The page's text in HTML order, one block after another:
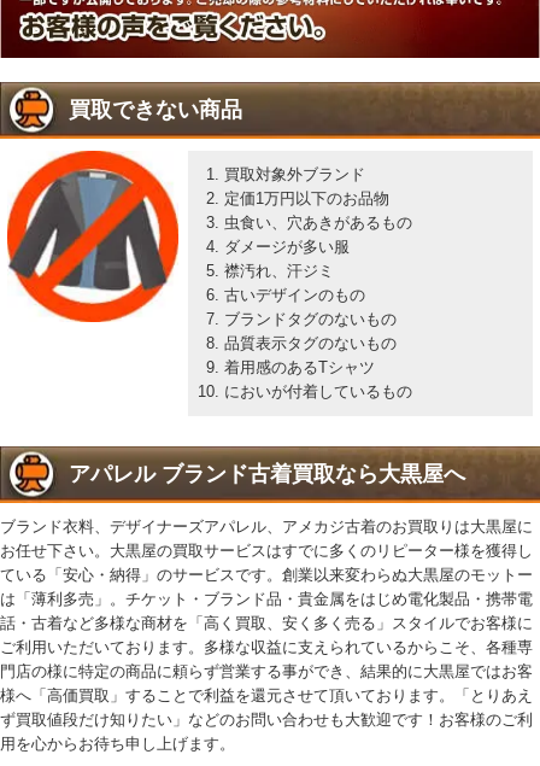
買取できない商品
買取対象外ブランド
定価1万円以下のお品物
虫食い、穴あきがあるもの
ダメージが多い服
襟汚れ、汗ジミ
古いデザインのもの
ブランドタグのないもの
品質表示タグのないもの
着用感のあるTシャツ
においが付着しているもの
アパレル ブランド古着買取なら大黒屋へ
ブランド衣料、デザイナーズアパレル、アメカジ古着のお買取りは大黒屋に
お任せ下さい。大黒屋の買取サービスはすでに多くのリピーター様を獲得し
ている「安心・納得」のサービスです。創業以来変わらぬ大黒屋のモットー
は「薄利多売」。チケット・ブランド品・貴金属をはじめ電化製品・携帯電
話・古着など多様な商材を「高く買取、安く多く売る」スタイルでお客様に
ご利用いただいております。多様な収益に支えられているからこそ、各種専
門店の様に特定の商品に頼らず営業する事ができ、結果的に大黒屋ではお客
様へ「高価買取」することで利益を還元させて頂いております。「とりあえ
ず買取値段だけ知りたい」などのお問い合わせも大歓迎です！お客様のご利
用を心からお待ち申し上げます。